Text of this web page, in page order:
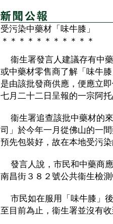
受污染中藥材「味牛膝」
＊＊＊＊＊＊＊＊＊＊＊
衞生署發言人建議存有中
或中藥材零售商了解「味牛
是由該批發商供應，便應立
七月二十二日呈報的一宗阿
衞生署追查該批中藥材的
司」於今年一月從佛山的一
預先包裝好，故在本地受污
發言人說，市民和中藥商
南昌街３８２號公共衞生檢
市民如在服用「味牛膝」
至目前為止，衞生署並沒有